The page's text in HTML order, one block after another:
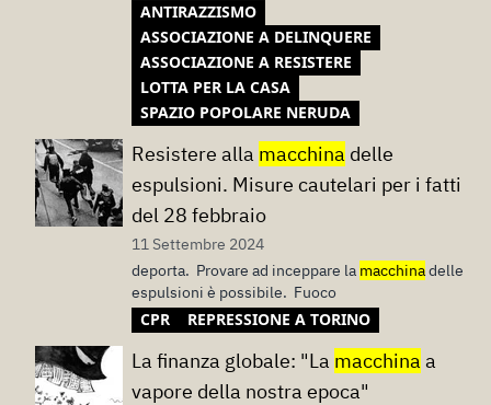
ANTIRAZZISMO
ASSOCIAZIONE A DELINQUERE
ASSOCIAZIONE A RESISTERE
LOTTA PER LA CASA
SPAZIO POPOLARE NERUDA
Resistere alla macchina delle
espulsioni. Misure cautelari per i fatti
del 28 febbraio
11 Settembre 2024
deporta. Provare ad inceppare la macchinadelle
espulsioni è possibile. Fuoco
CPR REPRESSIONE A TORINO
La finanza globale: "La macchinaa
vapore della nostra epoca"